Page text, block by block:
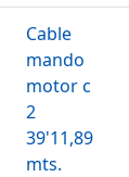
Cable
mando
motor c
2
39'11,89
mts.